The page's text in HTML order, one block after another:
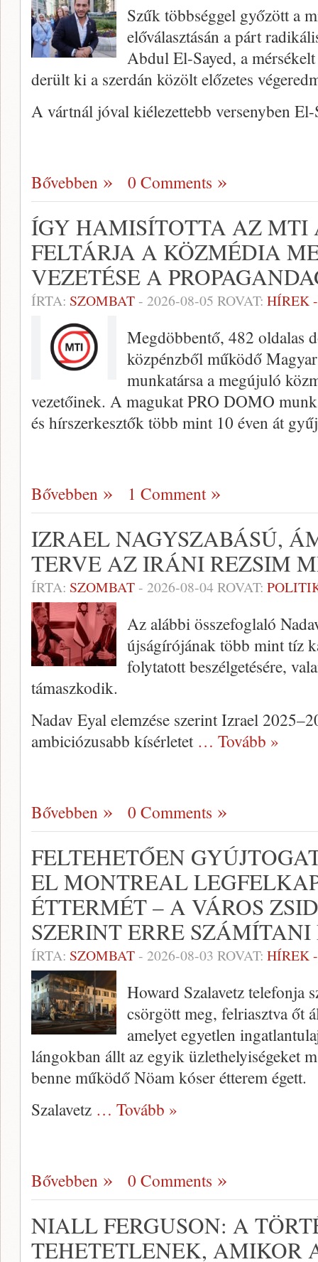
Szűk többséggel győzött a
előválasztásán a párt
Abdul El-Sayed, a
derült ki a szerdán közölt előzetes
A vártnál jóval kiélezettebb versenyben El-
Bővebben 0 Comments
ÍGY HAMISÍTOTTA AZ MTI
FELTÁRJA A KÖZMÉDIA
VEZETÉSE A
ÍRTA: SZOMBAT- 2026-08-05 ROVAT: HÍREK
Megdöbbentő, 482 oldalas
közpénzből működő
munkatársa a megújuló
vezetőinek. A magukat PRO DOMO
és hírszerkesztők több mint 10 éven át
Bővebben 1 Comment
IZRAEL NAGYSZABÁSÚ,
TERVE AZ IRÁNI REZSIM
ÍRTA: SZOMBAT- 2026-08-04ROVAT:
Az alábbi összefoglaló
újságírójának több mint tíz
folytatott beszélgetésére,
támaszkodik.
Nadav Eyal elemzése szerint Izrael
ambiciózusabb kísérletet … Tovább »
Bővebben 0 Comments
FELTEHETŐEN
EL MONTREAL
ÉTTERMÉT – A VÁROS
SZERINT ERRE
ÍRTA: SZOMBAT- 2026-08-03 ROVAT: HÍREK
Howard Szalavetz telefonja
csörgött meg, felriasztva őt
amelyet egyetlen
lángokban állt az egyik üzlethelyiségeket
benne működő Nöam kóser étterem égett.
Szalavetz … Tovább »
Bővebben 0 Comments
NIALL FERGUSON: A
TEHETETLENEK, AMIKOR